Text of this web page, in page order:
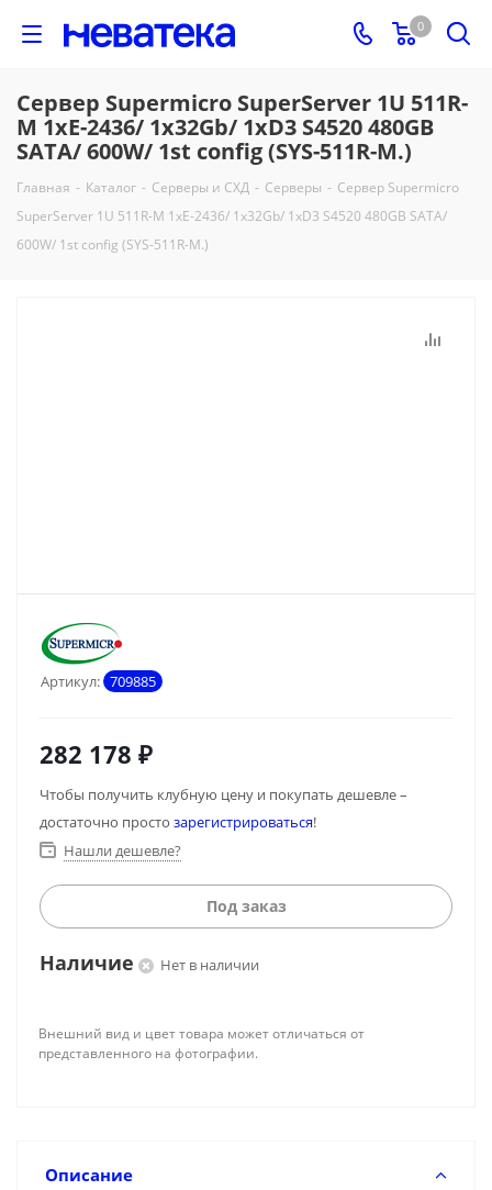
0
Сервер Supermicro SuperServer 1U 511R-
M 1xE-2436/ 1x32Gb/ 1xD3 S4520 480GB
SATA/ 600W/ 1st config (SYS-511R-M.)
Главная - Каталог - Серверы и СХД - Серверы - Сервер Supermicro
SuperServer 1U 511R-M 1xE-2436/ 1x32Gb/ 1xD3 S4520 480GB SATA/
600W/ 1st config (SYS-511R-M.)
Артикул: 709885
282 178 ₽
Чтобы получить клубную цену и покупать дешевле –
достаточно просто зарегистрироваться!
Нашли дешевле?
Под заказ
Наличие Нет в наличии
Внешний вид и цвет товара может отличаться от
представленного на фотографии.
Описание